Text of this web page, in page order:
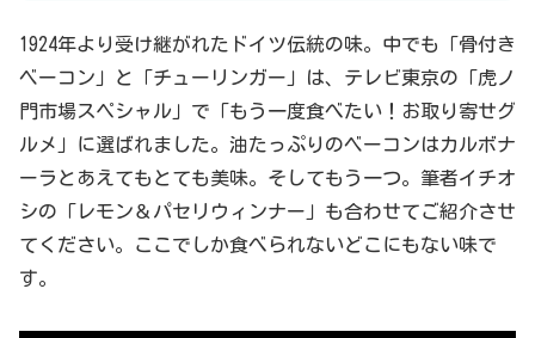
1924年より受け継がれたドイツ伝統の味。中でも「骨付き
ベーコン」と「チューリンガー」は、テレビ東京の「虎ノ
門市場スペシャル」で「もう一度食べたい！お取り寄せグ
ルメ」に選ばれました。油たっぷりのベーコンはカルボナ
ーラとあえてもとても美味。そしてもう一つ。筆者イチオ
シの「レモン＆パセリウィンナー」も合わせてご紹介させ
てください。ここでしか食べられないどこにもない味で
す。